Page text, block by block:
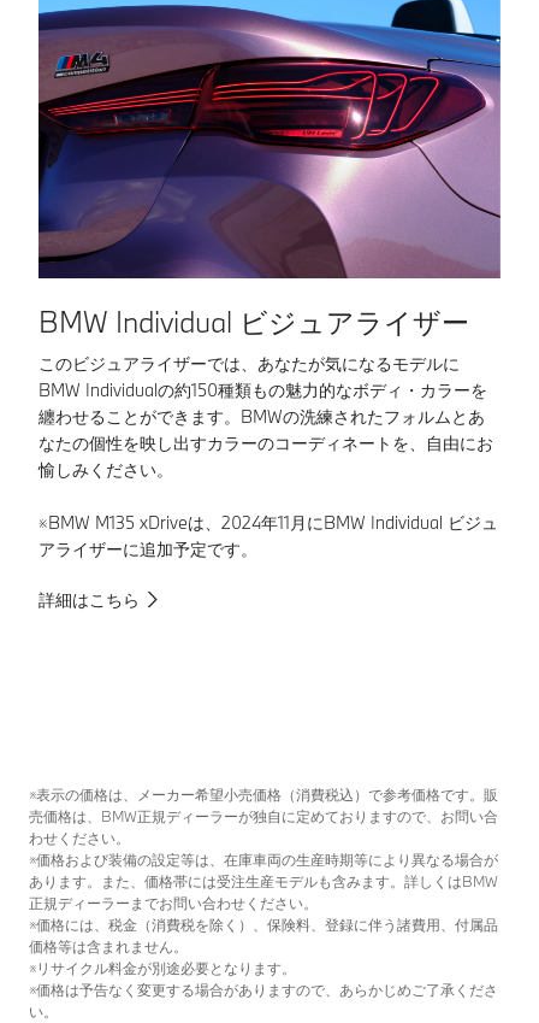
BMW Individual ビジュアライザー
このビジュアライザーでは、あなたが気になるモデルに
BMW Individualの約150種類もの魅力的なボディ・カラーを
纏わせることができます。BMWの洗練されたフォルムとあ
なたの個性を映し出すカラーのコーディネートを、自由にお
愉しみください。
※BMW M135 xDriveは、2024年11月にBMW Individual ビジュ
アライザーに追加予定です。
詳細はこちら
※表示の価格は、メーカー希望小売価格（消費税込）で参考価格です。販
売価格は、BMW正規ディーラーが独自に定めておりますので、お問い合
わせください。
※価格および装備の設定等は、在庫車両の生産時期等により異なる場合が
あります。また、価格帯には受注生産モデルも含みます。詳しくはBMW
正規ディーラーまでお問い合わせください。
※価格には、税金（消費税を除く）、保険料、登録に伴う諸費用、付属品
価格等は含まれません。
※リサイクル料金が別途必要となります。
※価格は予告なく変更する場合がありますので、あらかじめご了承くださ
い。